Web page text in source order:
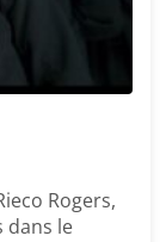
Rogers,
dans le